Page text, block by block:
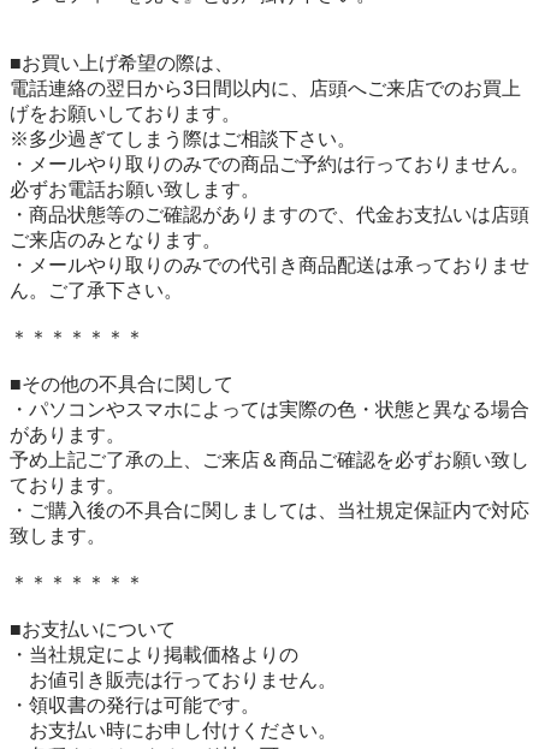
■お買い上げ希望の際は、
電話連絡の翌日から3日間以内に、店頭へご来店でのお買上
げをお願いしております。
※多少過ぎてしまう際はご相談下さい。
・メールやり取りのみでの商品ご予約は行っておりません。
必ずお電話お願い致します。
・商品状態等のご確認がありますので、代金お支払いは店頭
ご来店のみとなります。
・メールやり取りのみでの代引き商品配送は承っておりませ
ん。ご了承下さい。
＊＊＊＊＊＊＊
■その他の不具合に関して
・パソコンやスマホによっては実際の色・状態と異なる場合
があります。
予め上記ご了承の上、ご来店＆商品ご確認を必ずお願い致し
ております。
・ご購入後の不具合に関しましては、当社規定保証内で対応
致します。
＊＊＊＊＊＊＊
■お支払いについて
・当社規定により掲載価格よりの
お値引き販売は行っておりません。
・領収書の発行は可能です。
お支払い時にお申し付けください。